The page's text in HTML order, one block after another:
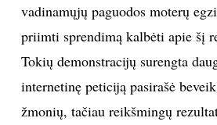
PRIVATUMO POLITIKA
Sekite mus:
vadinamųjų paguodos moterų
priimti sprendimą kalbėti apie šį
Tokių demonstracijų surengta
internetinę peticiją pasirašė
žmonių, tačiau reikšmingų